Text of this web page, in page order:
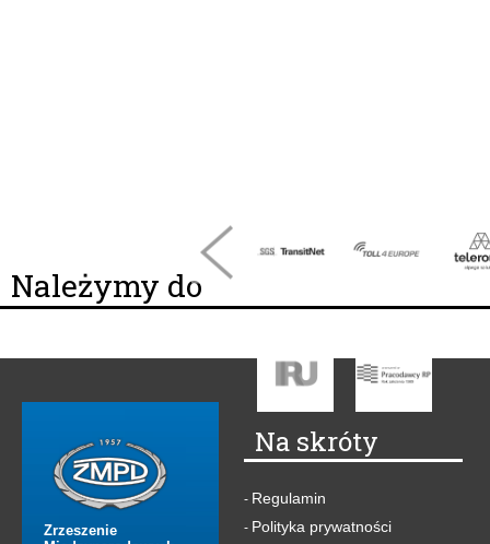
Należymy do
Zrzeszenie
Na skróty
- Regulamin
- Polityka prywatności